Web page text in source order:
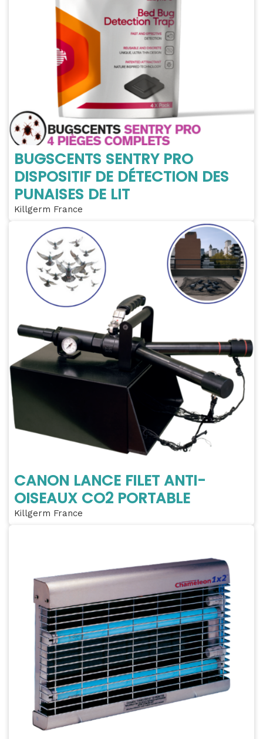
BUGSCENTS SENTRY PRO
DISPOSITIF DE DÉTECTION DES
PUNAISES DE LIT
Killgerm France
CANON LANCE FILET ANTI-
OISEAUX CO2 PORTABLE
Killgerm France